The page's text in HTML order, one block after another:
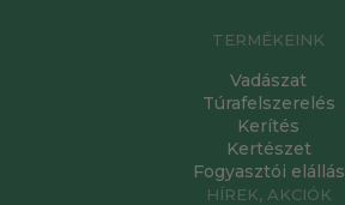
TERMÉKEINK
Vadászat
Túrafelszerelés
Kerítés
Kertészet
Fogyasztói elállás
HÍREK, AKCIÓK